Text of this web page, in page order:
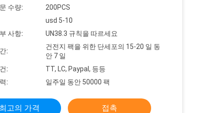
수량:
200PCS
usd 5-10
사항:
UN38.3 규칙을 따르세요
:
건전지 팩을 위한 단세포의 15-20 일 동
안 7 일
:
TT, LC, Paypal, 등등
:
일주일 동안 50000 팩
고의 가격 접촉